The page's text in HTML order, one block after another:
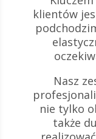
klientów
Nasz
nie tylko
także